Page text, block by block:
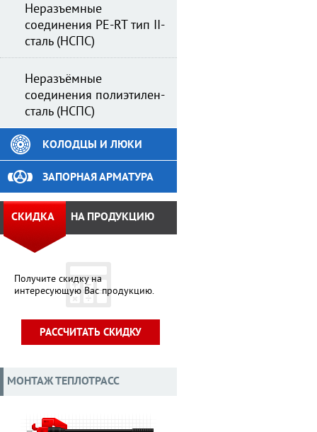
Неразъемные
соединения PE-RT тип II-
сталь (НСПС)
Неразъёмные
соединения полиэтилен-
сталь (НСПС)
КОЛОДЦЫ И ЛЮКИ
ЗАПОРНАЯ АРМАТУРА
Получите скидку на
интересующую Вас продукцию.
СКИДКА НА ПРОДУКЦИЮ
РАССЧИТАТЬ СКИДКУ
МОНТАЖ ТЕПЛОТРАСС